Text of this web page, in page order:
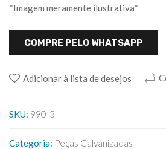
*Imagem meramente ilustrativa*
COMPRE PELO WHATSAPP
Adicionar à lista de desejos
SKU: 990-3
Categoria: Peças Galvanizadas